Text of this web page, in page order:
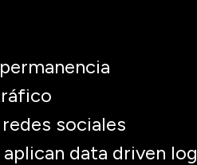
sociales
data driven